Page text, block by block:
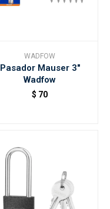
WADFOW
Pasador Mauser 3"
Wadfow
$ 70